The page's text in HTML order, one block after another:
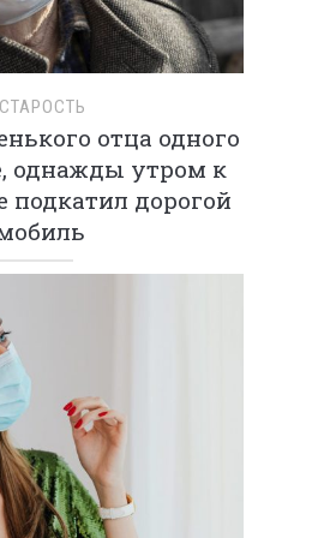
отца одного
однажды утром к
дорогой